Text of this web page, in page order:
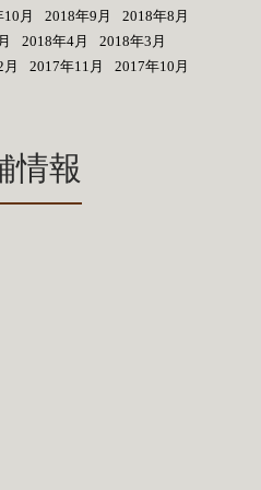
10月 2018年9月
2018年8月
2018年4月
2018年3月
月 2017年11月 2017年10月
情報